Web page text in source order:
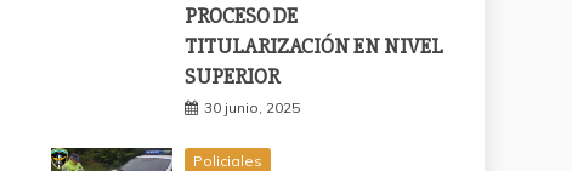
PROCESO DE
TITULARIZACIÓN EN NIVEL
SUPERIOR
30 junio, 2025
Policiales